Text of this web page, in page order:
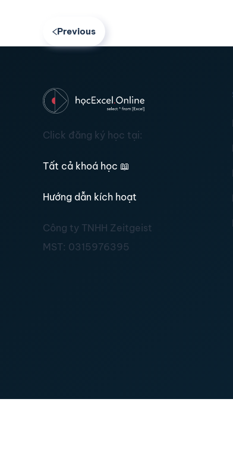
Previous
Click đăng ký học tại:
Tất cả khoá học 📖
Hướng dẫn kích hoạt
Công ty TNHH Zeitgeist
MST: 0315976395